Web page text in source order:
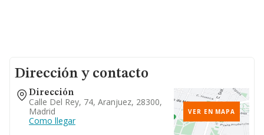
Dirección y contacto
Dirección
Calle Del Rey, 74, Aranjuez, 28300,
Madrid
Como llegar
VER EN MAPA